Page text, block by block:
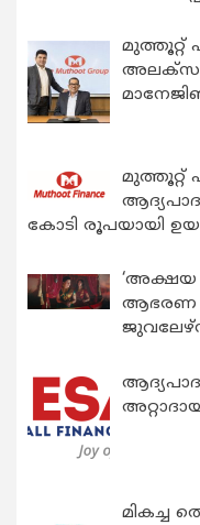
മുത്തൂറ്റ്
മുത്തൂറ്റ്
കോടി രൂപയായി
‘അക്ഷയ
ആഭരണ
മികച്ച